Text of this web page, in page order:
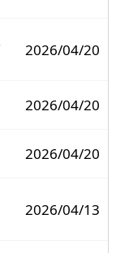
2026/04/20
2026/04/20
2026/04/20
2026/04/13